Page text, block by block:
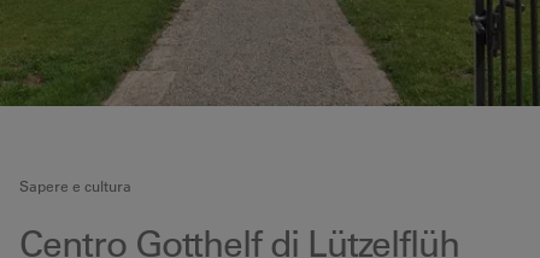
Sapere e cultura
Centro Gotthelf di Lützelflüh